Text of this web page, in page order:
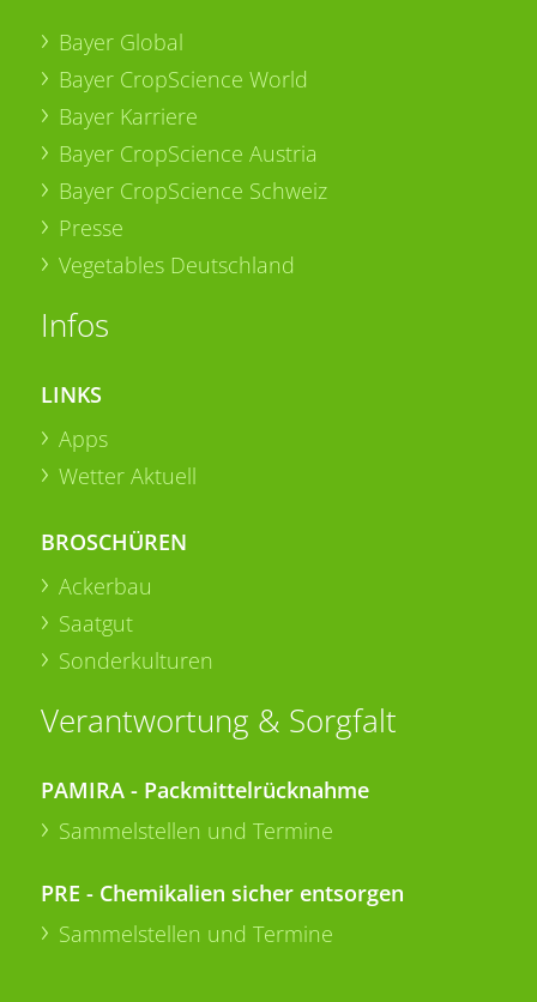
Bayer Global
Bayer CropScience World
Bayer Karriere
Bayer CropScience Austria
Bayer CropScience Schweiz
Presse
Vegetables Deutschland
Infos
LINKS
Apps
Wetter Aktuell
BROSCHÜREN
Ackerbau
Saatgut
Sonderkulturen
Verantwortung & Sorgfalt
PAMIRA - Packmittelrücknahme
Sammelstellen und Termine
PRE - Chemikalien sicher entsorgen
Sammelstellen und Termine